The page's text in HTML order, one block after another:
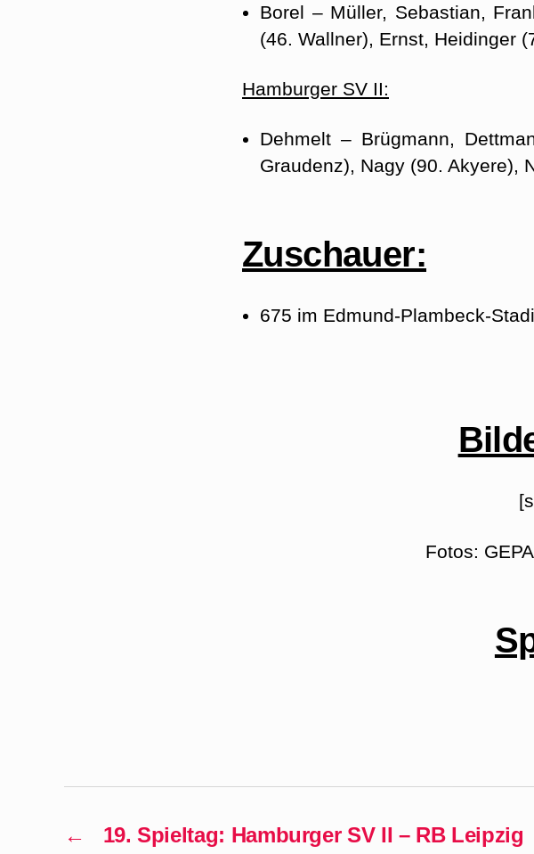
Borel – Müller, Sebastian,
(46. Wallner), Ernst, Heidinger
Hamburger SV II:
Dehmelt – Brügmann,
Graudenz), Nagy (90. Akyere),
Zuschauer:
675 im Edmund-Plambeck-
Fotos:
← 19. Spieltag: Hamburger SV II – RB Leipzig